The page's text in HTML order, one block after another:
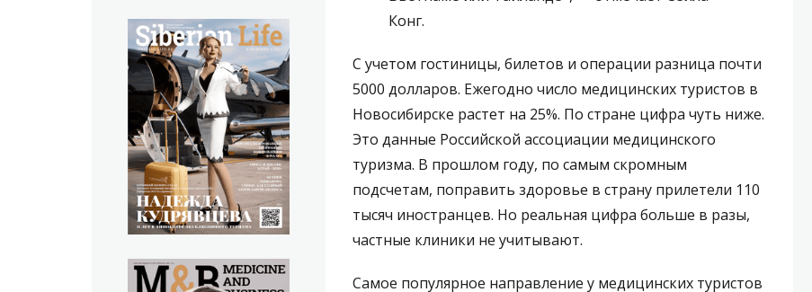
Конг.
С учетом гостиницы, билетов и операции разница почти
5000 долларов. Ежегодно число медицинских туристов в
Новосибирске растет на 25%. По стране цифра чуть ниже.
Это данные Российской ассоциации медицинского
туризма. В прошлом году, по самым скромным
подсчетам, поправить здоровье в страну прилетели 110
тысяч иностранцев. Но реальная цифра больше в разы,
частные клиники не учитывают.
Самое популярное направление у медицинских туристов